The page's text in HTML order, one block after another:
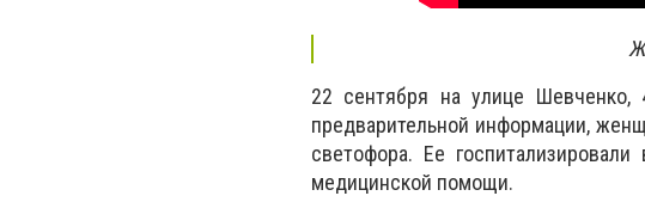
22 сентября на улице
предварительной информации,
светофора. Ее
медицинской помощи.